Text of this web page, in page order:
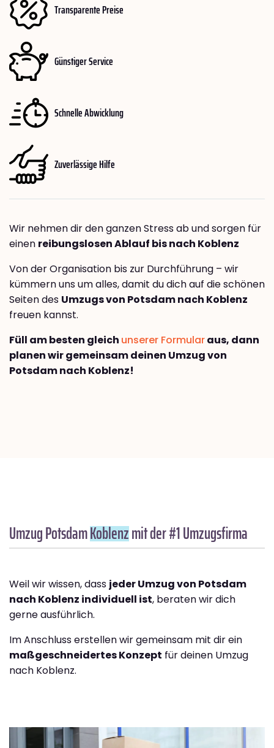
Transparente Preise
Günstiger Service
Schnelle Abwicklung
Zuverlässige Hilfe
Wir nehmen dir den ganzen Stress ab und sorgen für
einen reibungslosen Ablauf bis nach Koblenz
Von der Organisation bis zur Durchführung – wir
kümmern uns um alles, damit du dich auf die schönen
Seiten des Umzugs von Potsdam nach Koblenz
freuen kannst.
Füll am besten gleich unserer Formularaus, dann
planen wir gemeinsam deinen Umzug von
Potsdam nach Koblenz!
Umzug PotsdamKoblenzmit der #1 Umzugsfirma
Weil wir wissen, dass jeder Umzug von Potsdam
nach Koblenz individuell ist, beraten wir dich
gerne ausführlich.
Im Anschluss erstellen wir gemeinsam mit dir ein
maßgeschneidertes Konzept für deinen Umzug
nach Koblenz.